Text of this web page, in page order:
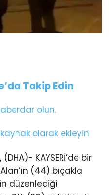
Takip Edin
olun.
olarak ekleyin
(DHA)- KAYSERİ’de bir
(44) bıçakla
düzenlediği